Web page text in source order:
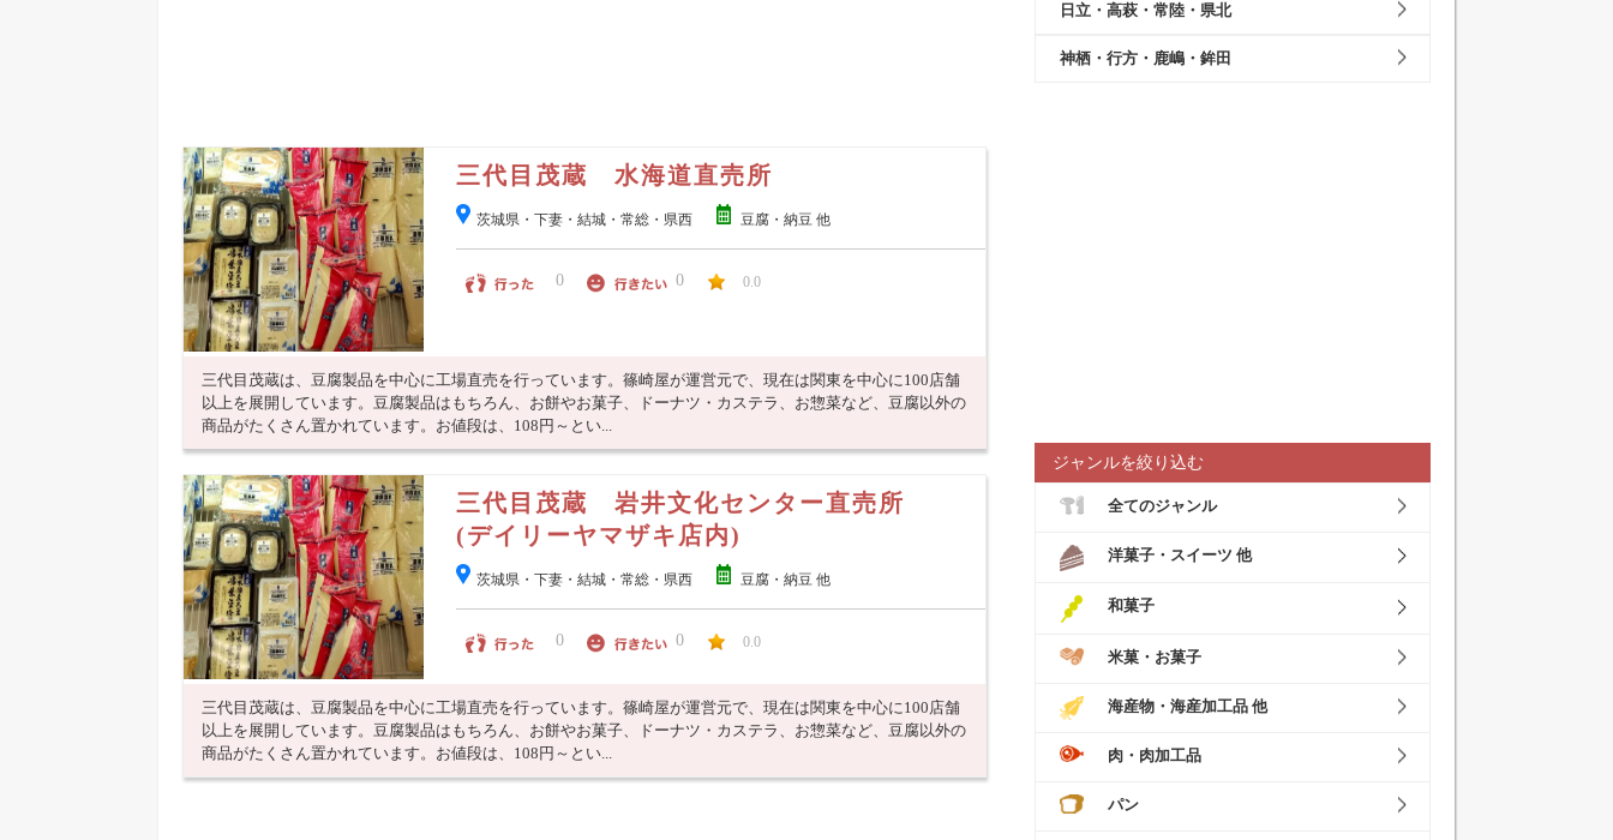
三代目茂蔵 水海道直売所
茨城県・下妻・結城・常総・県西 豆腐・納豆 他
0 0 0.0
三代目茂蔵は、豆腐製品を中心に工場直売を行っています。篠崎屋が運営元で、現在は関東を中心に100店舗
以上を展開しています。豆腐製品はもちろん、お餅やお菓子、ドーナツ・カステラ、お惣菜など、豆腐以外の
商品がたくさん置かれています。お値段は、108円～とい...
三代目茂蔵 岩井文化センター直売所
(デイリーヤマザキ店内)
茨城県・下妻・結城・常総・県西 豆腐・納豆 他
0 0 0.0
三代目茂蔵は、豆腐製品を中心に工場直売を行っています。篠崎屋が運営元で、現在は関東を中心に100店舗
以上を展開しています。豆腐製品はもちろん、お餅やお菓子、ドーナツ・カステラ、お惣菜など、豆腐以外の
商品がたくさん置かれています。お値段は、108円～とい...
日立・高萩・常陸・県北
神栖・行方・鹿嶋・鉾田
ジャンルを絞り込む
全てのジャンル
洋菓子・スイーツ 他
和菓子
米菓・お菓子
海産物・海産加工品 他
肉・肉加工品
パン